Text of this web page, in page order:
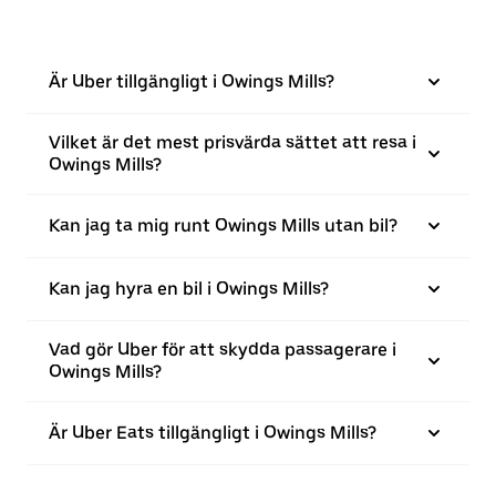
Är Uber tillgängligt i Owings Mills?
Vilket är det mest prisvärda sättet att resa i
Owings Mills?
Kan jag ta mig runt Owings Mills utan bil?
Kan jag hyra en bil i Owings Mills?
Vad gör Uber för att skydda passagerare i
Owings Mills?
Är Uber Eats tillgängligt i Owings Mills?